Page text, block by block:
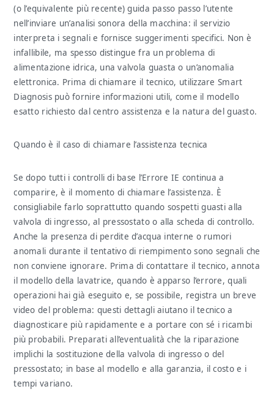
(o l’equivalente più recente) guida passo passo l’utente
nell’inviare un’analisi sonora della macchina: il servizio
interpreta i segnali e fornisce suggerimenti specifici. Non è
infallibile, ma spesso distingue fra un problema di
alimentazione idrica, una valvola guasta o un’anomalia
elettronica. Prima di chiamare il tecnico, utilizzare Smart
Diagnosis può fornire informazioni utili, come il modello
esatto richiesto dal centro assistenza e la natura del guasto.
Quando è il caso di chiamare l’assistenza tecnica
Se dopo tutti i controlli di base l’Errore IE continua a
comparire, è il momento di chiamare l’assistenza. È
consigliabile farlo soprattutto quando sospetti guasti alla
valvola di ingresso, al pressostato o alla scheda di controllo.
Anche la presenza di perdite d’acqua interne o rumori
anomali durante il tentativo di riempimento sono segnali che
non conviene ignorare. Prima di contattare il tecnico, annota
il modello della lavatrice, quando è apparso l’errore, quali
operazioni hai già eseguito e, se possibile, registra un breve
video del problema: questi dettagli aiutano il tecnico a
diagnosticare più rapidamente e a portare con sé i ricambi
più probabili. Preparati all’eventualità che la riparazione
implichi la sostituzione della valvola di ingresso o del
pressostato; in base al modello e alla garanzia, il costo e i
tempi variano.